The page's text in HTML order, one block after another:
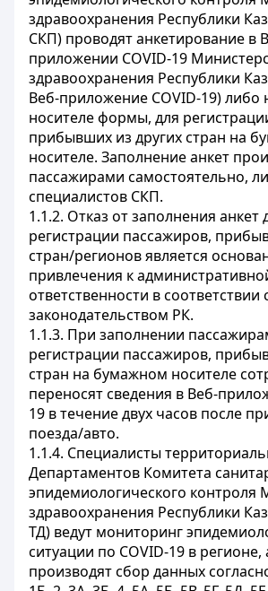
здравоохранения Республики
СКП) проводят анкетирование в
приложении COVID-19
здравоохранения Республики
Веб-приложение COVID-19) либо
носителе формы, для
прибывших из других стран на
носителе. Заполнение анкет
пассажирами самостоятельно,
специалистов СКП.
1.1.2. Отказ от заполнения анкет
регистрации пассажиров,
стран/регионов является
привлечения к
ответственности в соответствии
законодательством РК.
1.1.3. При заполнении
регистрации пассажиров,
стран на бумажном носителе
переносят сведения в Веб-
19 в течение двух часов после
поезда/авто.
1.1.4. Специалисты
Департаментов Комитета
эпидемиологического контроля
здравоохранения Республики
ТД) ведут мониторинг
ситуации по COVID-19 в
производят сбор данных